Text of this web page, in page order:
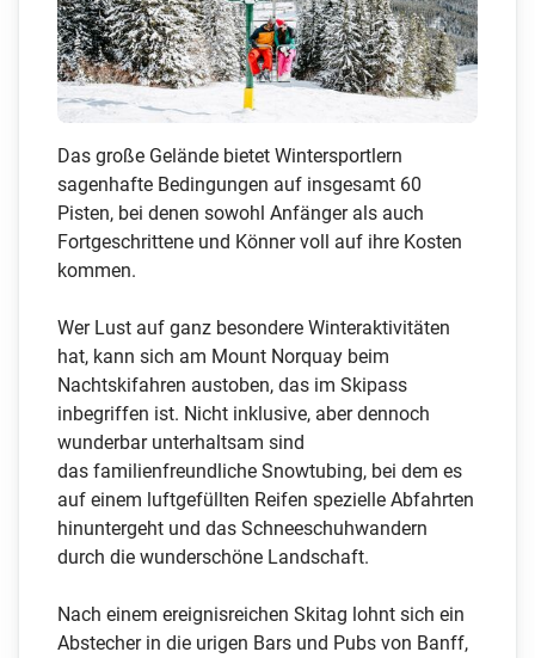
Das große Gelände bietet Wintersportlern
sagenhafte Bedingungen auf insgesamt 60
Pisten, bei denen sowohl Anfänger als auch
Fortgeschrittene und Könner voll auf ihre Kosten
kommen.
Wer Lust auf ganz besondere Winteraktivitäten
hat, kann sich am Mount Norquay beim
Nachtskifahren austoben, das im Skipass
inbegriffen ist. Nicht inklusive, aber dennoch
wunderbar unterhaltsam sind
das familienfreundliche Snowtubing, bei dem es
auf einem luftgefüllten Reifen spezielle Abfahrten
hinuntergeht und das Schneeschuhwandern
durch die wunderschöne Landschaft.
Nach einem ereignisreichen Skitag lohnt sich ein
Abstecher in die urigen Bars und Pubs von Banff,